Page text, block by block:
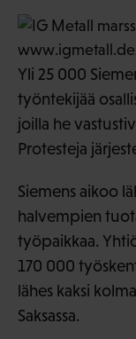
Yli 25 000
työntekijää
joilla he
Protesteja
Siemens aikoo
halvempien
työpaikkaa.
170 000
lähes kaksi
Saksassa.